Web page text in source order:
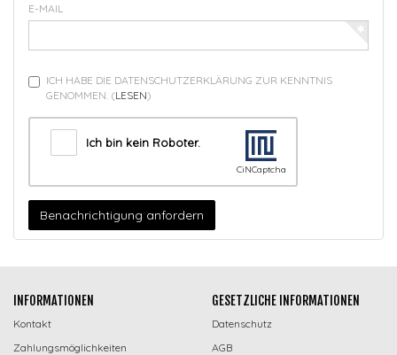
E-MAIL
ICH HABE DIE DATENSCHUTZERKLÄRUNG ZUR KENNTNIS
GENOMMEN. (LESEN)
Ich bin kein Roboter.
CiNCaptcha
Benachrichtigung anfordern
INFORMATIONEN
Kontakt
Zahlungsmöglichkeiten
GESETZLICHE INFORMATIONEN
Datenschutz
AGB